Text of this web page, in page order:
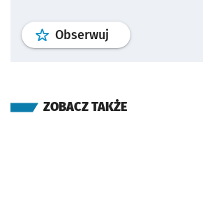
Obserwuj profil
ZOBACZ TAKŻE